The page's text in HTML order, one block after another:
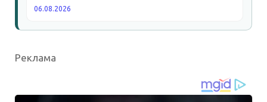
06.08.2026
Реклама